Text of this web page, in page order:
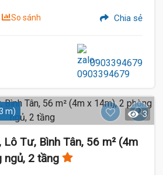
So sánh Chia sẻ
0903394679
m) 3
Lô Tư, Bình Tân, 56 m² (4m
ngủ, 2 tầng